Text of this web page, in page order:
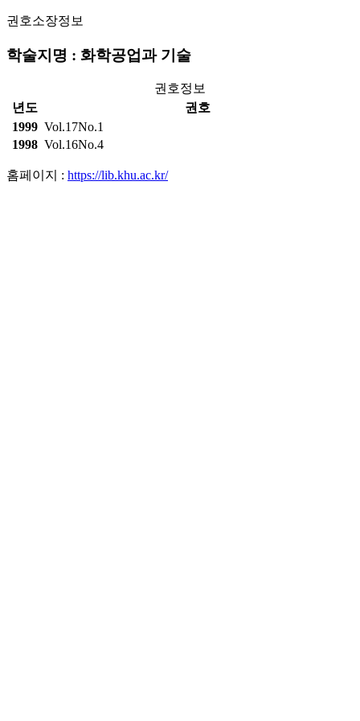
권호소장정보
학술지명 : 화학공업과 기술
권호정보
년도
권호
1999 Vol.17No.1
1998 Vol.16No.4
홈페이지 : https://lib.khu.ac.kr/